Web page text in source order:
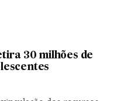
30 milhões de